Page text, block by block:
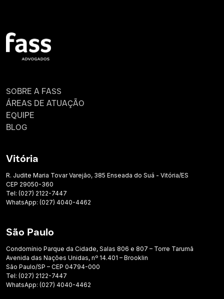
SOBRE A FASS
ÁREAS DE ATUAÇÃO
EQUIPE
BLOG
Vitória
R. Judite Maria Tovar Varejão, 385 Enseada do Suá - Vitória/ES
CEP 29050-360
Tel: (027) 2122-7447
WhatsApp: (027) 4040-4462
São Paulo
Condomínio Parque da Cidade, Salas 806 e 807 – Torre Tarumã
Avenida das Nações Unidas, nº 14.401 – Brooklin
São Paulo/SP – CEP 04794-000
Tel: (027) 2122-7447
WhatsApp: (027) 4040-4462